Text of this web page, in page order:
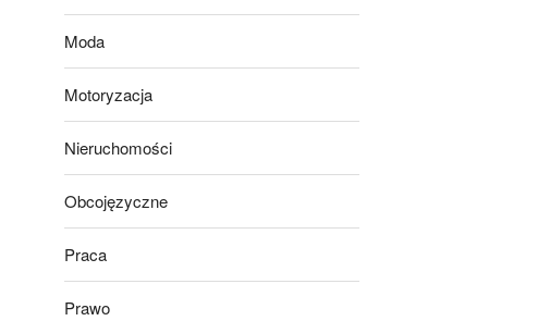
Moda
Motoryzacja
Nieruchomości
Obcojęzyczne
Praca
Prawo